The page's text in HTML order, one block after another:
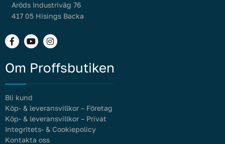
Aröds Industriväg 76
417 05 Hisings Backa
Om Proffsbutiken
Bli kund
Köp- & leveransvillkor – Företag
Köp- & leveransvillkor – Privat
Integritets- & Cookiepolicy
Kontakta oss